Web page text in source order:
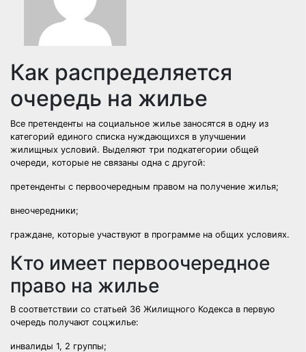
Как распределяется
очередь на жилье
Все претенденты на социальное жилье заносятся в одну из
категорий единого списка нуждающихся в улучшении
жилищных условий. Выделяют три подкатегории общей
очереди, которые не связаны одна с другой:
претенденты с первоочередным правом на получение жилья;
внеочередники;
граждане, которые участвуют в программе на общих условиях.
Кто имеет первоочередное
право на жилье
В соответствии со статьей 36 Жилищного Кодекса в первую
очередь получают соцжилье:
инвалиды 1, 2 группы;